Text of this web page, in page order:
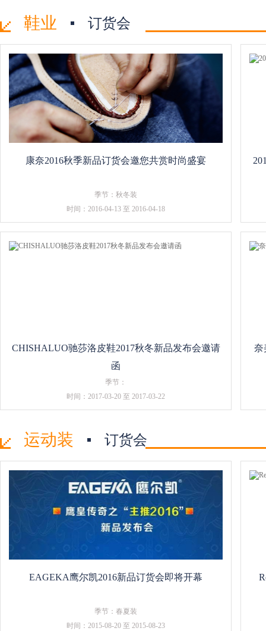
鞋业 订货会
康奈2016秋季新品订货会邀您共赏时尚盛宴
季节：秋冬装
时间：2016-04-13 至 2016-04-18
CHISHALUO驰莎洛皮鞋2017秋冬新品发布会邀请
函
季节：
时间：2017-03-20 至 2017-03-22
奈
运动装 订货会
EAGEKA鹰尔凯2016新品订货会即将开幕
季节：春夏装
时间：2015-08-20 至 2015-08-23